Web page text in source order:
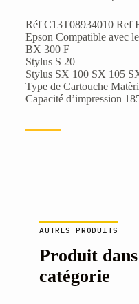
Réf C13T08934010 Ref
Epson Compatible avec
BX 300 F
Stylus S 20
Stylus SX 100 SX 105
Type de Cartouche
Capacité d’impression
AUTRES PRODUITS
Produit
catégorie